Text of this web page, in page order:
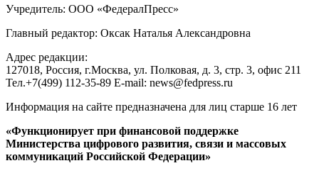
Учредитель: ООО «ФедералПресс»
Главный редактор: Оксак Наталья Александровна
Адрес редакции:
127018, Россия, г.Москва, ул. Полковая, д. 3, стр. 3, офис 211
Тел.+7(499) 112-35-89 E-mail: news@fedpress.ru
Информация на сайте предназначена для лиц старше 16 лет
«Функционирует при финансовой поддержке
Министерства цифрового развития, связи и массовых
коммуникаций Российской Федерации»